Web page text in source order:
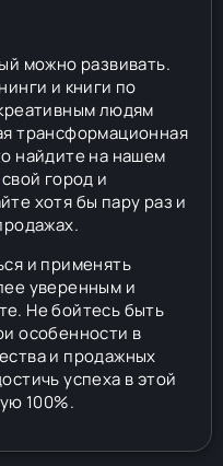
можно развивать.
и книги по
людям
трансформационная
найдите на нашем
свой город и
хотя бы пару раз и
и применять
уверенным и
Не бойтесь быть
особенности в
и продажных
успеха в этой
100%.